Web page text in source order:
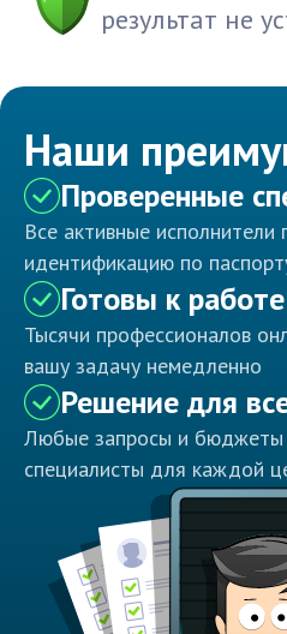
результат не
Наши
Проверенные
Все активные исполнители
идентификацию по
Готовы к
Тысячи профессионалов
вашу задачу немедленно
Решение для
Любые запросы и бюджеты
специалисты для каждой